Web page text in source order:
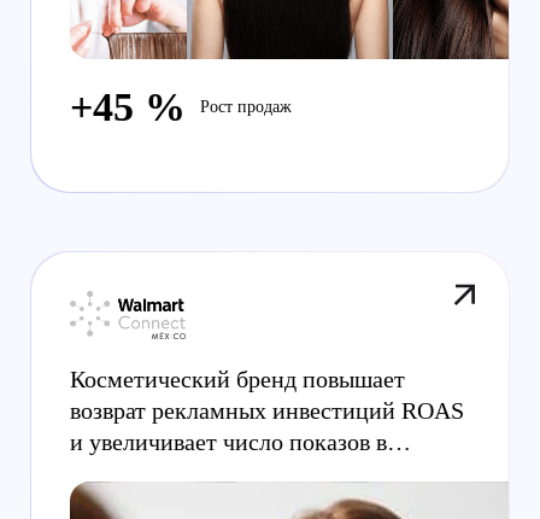
+45 % Рост продаж
Косметический бренд повышает
возврат рекламных инвестиций ROAS
и увеличивает число показов в
платформы Criteo Retail Media.